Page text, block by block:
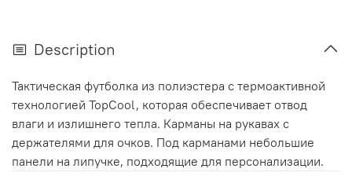
Description
Тактическая футболка из полиэстера с термоактивной
технологией TopCool, которая обеспечивает отвод
влаги и излишнего тепла. Карманы на рукавах с
держателями для очков. Под карманами небольшие
панели на липучке, подходящие для персонализации.